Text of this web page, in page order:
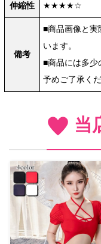
伸縮性 ★★★★☆
備考
■商品画像と実
います。
■商品には多少
予めご了承くだ
当